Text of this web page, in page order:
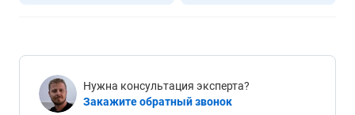
Нужна консультация эксперта?
Закажите обратный звонок